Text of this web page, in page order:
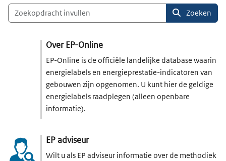
Zoeken
Over EP-Online
EP-Online is de officiële landelijke database waarin
energielabels en energieprestatie-indicatoren van
gebouwen zijn opgenomen. U kunt hier de geldige
energielabels raadplegen (alleen openbare
informatie).
EP adviseur
Wilt u als EP adviseur informatie over de methodiek